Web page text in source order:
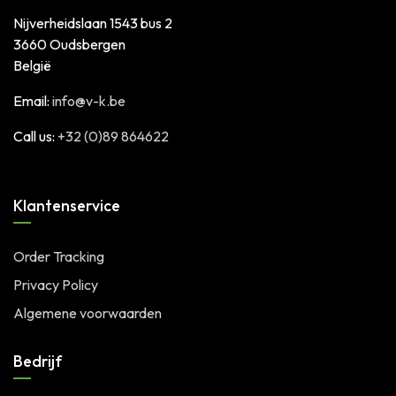
Nijverheidslaan 1543 bus 2
3660 Oudsbergen
België
Email: info@v-k.be
Call us: +32 (0)89 864622
Klantenservice
Order Tracking
Privacy Policy
Algemene voorwaarden
Bedrijf